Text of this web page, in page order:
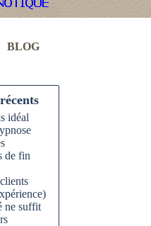
BLOG
idéal
de fin
ne suffit